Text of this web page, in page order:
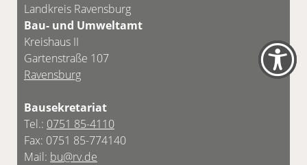
Landkreis Ravensburg
Bau- und Umweltamt
Kreishaus II
Gartenstraße 107
Ravensburg
Bausekretariat
Tel.: 0751 85-4110
Fax: 0751 85-774140
Mail: bu@rv.de